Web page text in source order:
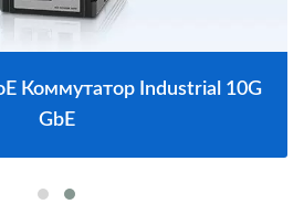
Коммутатор Industrial 10G
GbE